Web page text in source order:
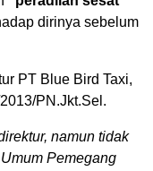
dirinya sebelum
PT Blue Bird Taxi,
PN.Jkt.Sel.
namun tidak
Pemegang